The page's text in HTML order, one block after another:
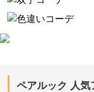
ペアルック 人気